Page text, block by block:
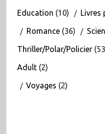
Education (10) Livres
Romance(36)
Thriller/Polar/Policier
Adult(2)
Voyages (2)